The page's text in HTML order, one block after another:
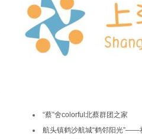
“蔡”舍colorful北蔡群团之家
航头镇鹤沙航城“鹤邻阳光”——